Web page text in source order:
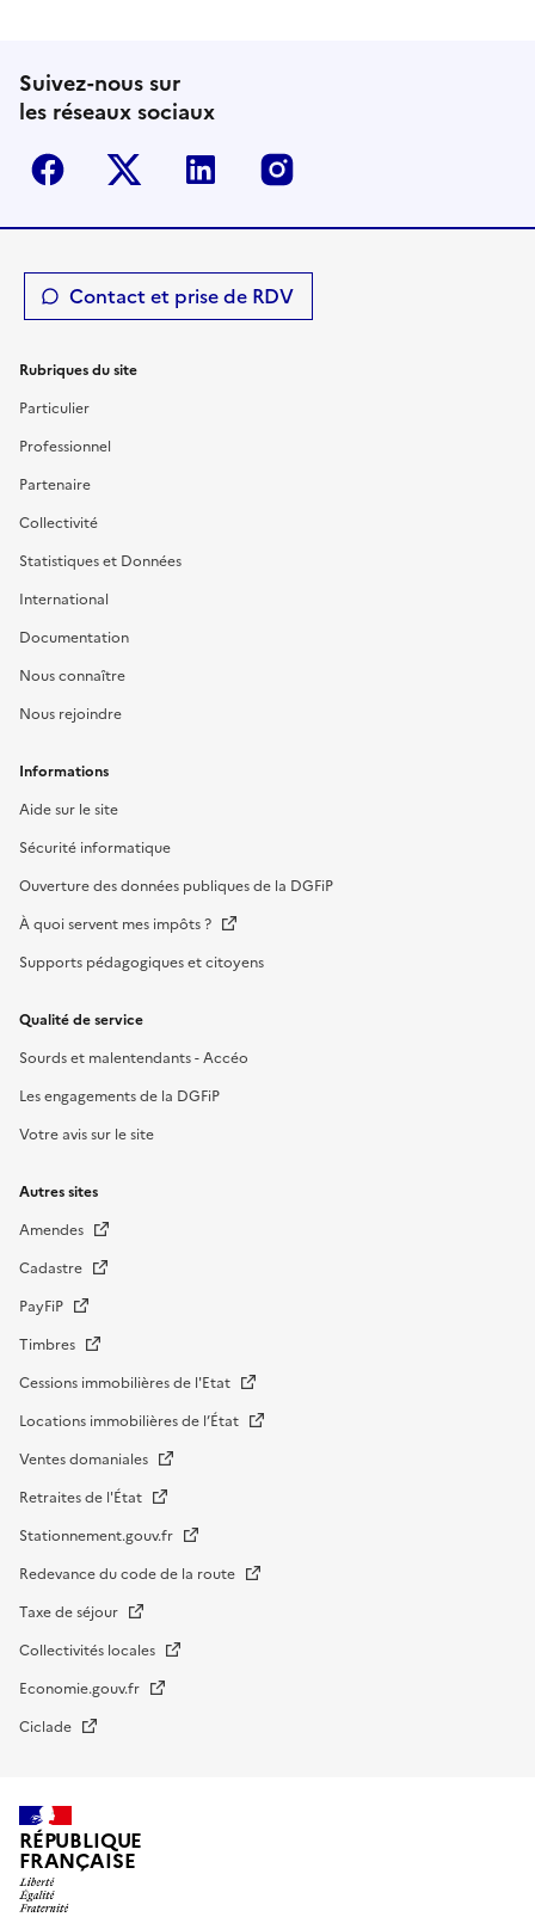
Suivez-nous sur
les réseaux sociaux
Facebook Twitter-X Linkedin
Contact et prise de RDV
Rubriques du site
Particulier
Professionnel
Partenaire
Collectivité
Statistiques et Données
International
Documentation
Nous connaître
Nous rejoindre
Informations
Aide sur le site
Sécurité informatique
Ouverture des données publiques de la DGFiP
À quoi servent mes impôts ?
Supports pédagogiques et citoyens
Qualité de service
Sourds et malentendants - Accéo
Les engagements de la DGFiP
Votre avis sur le site
Autres sites
Amendes
Cadastre
PayFiP
Timbres
Cessions immobilières de l'Etat
Locations immobilières de l’État
Ventes domaniales
Retraites de l'État
Stationnement.gouv.fr
Redevance du code de la route
Taxe de séjour
Collectivités locales
Economie.gouv.fr
Ciclade
RÉPUBLIQUE
FRANÇAISE